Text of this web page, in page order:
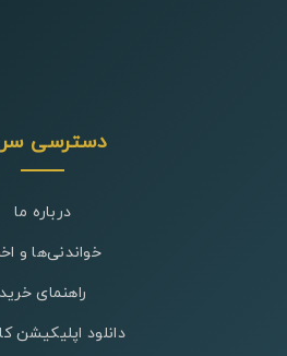
دسترسی
درباره ما
خواندنی‌ها و
راهنمای خرید
دانلود اپلیکیشن